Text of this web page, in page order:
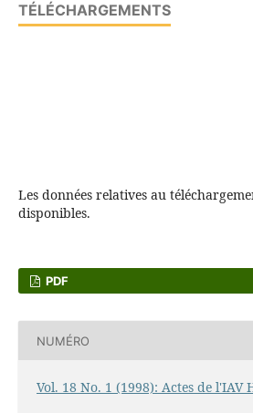
TÉLÉCHARGEMENTS
Les données relatives au
disponibles.
PDF
NUMÉRO
Vol. 18 No. 1 (1998): Actes de l'IAV